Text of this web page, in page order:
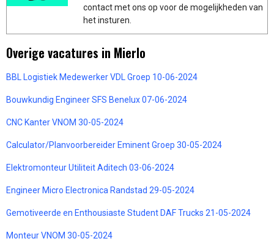
contact met ons op voor de mogelijkheden van
het insturen.
Overige vacatures in Mierlo
BBL Logistiek Medewerker VDL Groep 10-06-2024
Bouwkundig Engineer SFS Benelux 07-06-2024
CNC Kanter VNOM 30-05-2024
Calculator/Planvoorbereider Eminent Groep 30-05-2024
Elektromonteur Utiliteit Aditech 03-06-2024
Engineer Micro Electronica Randstad 29-05-2024
Gemotiveerde en Enthousiaste Student DAF Trucks 21-05-2024
Monteur VNOM 30-05-2024